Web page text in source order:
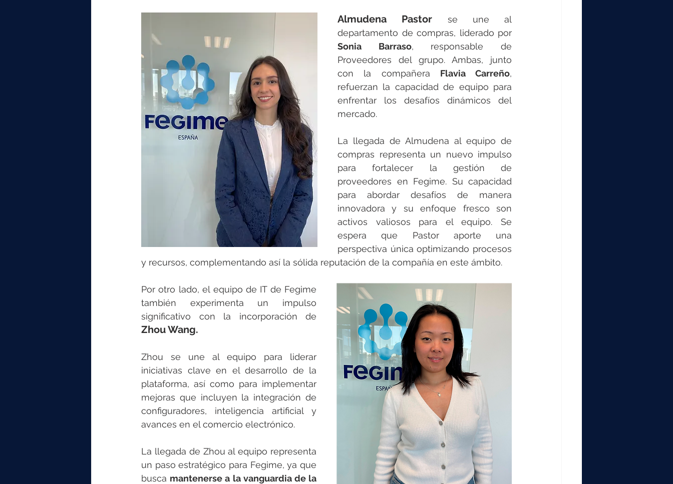
elektrotools-P065000 elektrotools-P040000 elektrotools-P059000
elektrotools-P045000 elektrotools-P052000 elektrotools-P01961 elektrotools-P064000
elektrotools-P099000 elektrotools-P046000
Almudena Pastor se une al
Sonia Barraso, responsable de
Proveedores del grupo. Ambas, junto
con la compañera Flavia Carreño,
refuerzan la capacidad de equipo para
enfrentar los desafíos dinámicos del
mercado.
La llegada de Almudena al equipo de
compras representa un nuevo impulso
para fortalecer la gestión de
proveedores en Fegime. Su capacidad
para abordar desafíos de manera
innovadora y su enfoque fresco son
activos valiosos para el equipo. Se
espera que Pastor aporte una
perspectiva única optimizando procesos
y recursos, complementando así la sólida reputación de la compañía en este ámbito.
Por otro lado, el equipo de IT de Fegime
también experimenta un impulso
Zhou Wang.
Zhou se une al equipo para liderar
iniciativas clave en el desarrollo de la
plataforma, así como para implementar
mejoras que incluyen la integración de
configuradores, inteligencia artificial y
avances en el comercio electrónico.
La llegada de Zhou al equipo representa
un paso estratégico para Fegime, ya que
busca mantenerse a la vanguardia de la